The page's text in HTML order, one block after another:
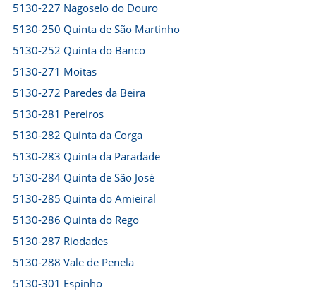
5130-227 Nagoselo do Douro
5130-250 Quinta de São Martinho
5130-252 Quinta do Banco
5130-271 Moitas
5130-272 Paredes da Beira
5130-281 Pereiros
5130-282 Quinta da Corga
5130-283 Quinta da Paradade
5130-284 Quinta de São José
5130-285 Quinta do Amieiral
5130-286 Quinta do Rego
5130-287 Riodades
5130-288 Vale de Penela
5130-301 Espinho